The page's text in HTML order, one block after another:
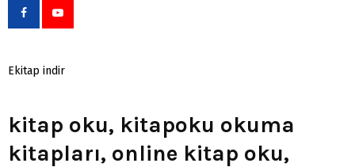
Ekitap indir
kitap oku, kitapoku okuma
kitapları, online kitap oku,